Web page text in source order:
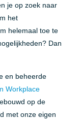
je op zoek naar
het
helemaal toe te
Dan
en beheerde
Workplace
op de
met onze eigen